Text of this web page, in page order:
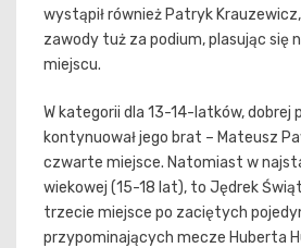
wystąpił również Patryk
zawody tuż za podium, plasując się
miejscu.
W kategorii dla 13-14-latków, dobrej
kontynuował jego brat – Mateusz
czwarte miejsce. Natomiast w
wiekowej (15-18 lat), to Jędrek
trzecie miejsce po zaciętych
przypominających mecze Huberta